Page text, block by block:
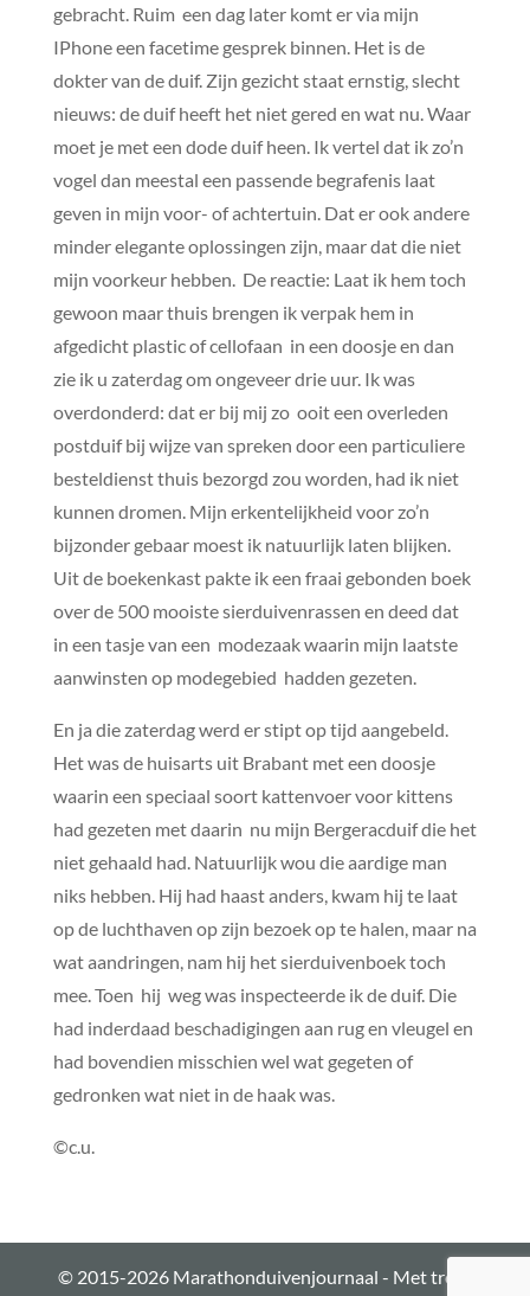
gebracht. Ruim een dag later komt er via mijn
IPhone een facetime gesprek binnen. Het is de
dokter van de duif. Zijn gezicht staat ernstig, slecht
nieuws: de duif heeft het niet gered en wat nu. Waar
moet je met een dode duif heen. Ik vertel dat ik zo’n
vogel dan meestal een passende begrafenis laat
geven in mijn voor- of achtertuin. Dat er ook andere
minder elegante oplossingen zijn, maar dat die niet
mijn voorkeur hebben. De reactie: Laat ik hem toch
gewoon maar thuis brengen ik verpak hem in
afgedicht plastic of cellofaan in een doosje en dan
zie ik u zaterdag om ongeveer drie uur. Ik was
overdonderd: dat er bij mij zo ooit een overleden
postduif bij wijze van spreken door een particuliere
besteldienst thuis bezorgd zou worden, had ik niet
kunnen dromen. Mijn erkentelijkheid voor zo’n
bijzonder gebaar moest ik natuurlijk laten blijken.
Uit de boekenkast pakte ik een fraai gebonden boek
over de 500 mooiste sierduivenrassen en deed dat
in een tasje van een modezaak waarin mijn laatste
aanwinsten op modegebied hadden gezeten.
En ja die zaterdag werd er stipt op tijd aangebeld.
Het was de huisarts uit Brabant met een doosje
waarin een speciaal soort kattenvoer voor kittens
had gezeten met daarin nu mijn Bergeracduif die het
niet gehaald had. Natuurlijk wou die aardige man
niks hebben. Hij had haast anders, kwam hij te laat
op de luchthaven op zijn bezoek op te halen, maar na
wat aandringen, nam hij het sierduivenboek toch
mee. Toen hij weg was inspecteerde ik de duif. Die
had inderdaad beschadigingen aan rug en vleugel en
had bovendien misschien wel wat gegeten of
gedronken wat niet in de haak was.
©c.u.
© 2015-2026 Marathonduivenjournaal - Met trots